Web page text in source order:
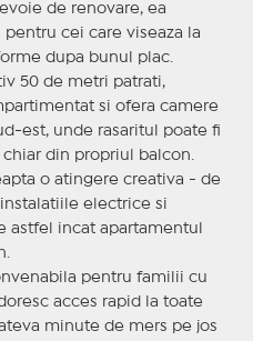
de renovare, ea
cei care viseaza la
dupa bunul plac.
50 de metri patrati,
si ofera camere
est, unde rasaritul poate fi
din propriul balcon.
o atingere creativa - de
electrice si
astfel incat apartamentul
pentru familii cu
acces rapid la toate
minute de mers pe jos